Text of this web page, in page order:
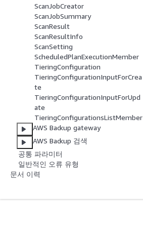
ScanJobCreator
ScanJobSummary
ScanResult
ScanResultInfo
ScanSetting
ScheduledPlanExecutionMember
TieringConfiguration
TieringConfigurationInputForCrea
te
TieringConfigurationInputForUpd
ate
TieringConfigurationsListMember
AWS Backup gateway
AWS Backup 검색
공통 파라미터
일반적인 오류 유형
문서 이력